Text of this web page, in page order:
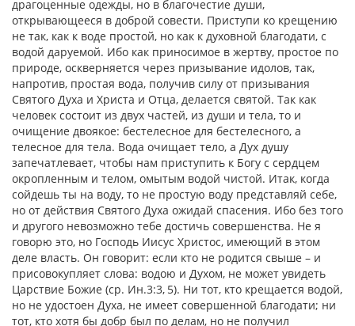
драгоценные одежды, но в благочестие души,
открывающееся в доброй совести. Приступи ко крещению
не так, как к воде простой, но как к духовной благодати, с
водой даруемой. Ибо как приносимое в жертву, простое по
природе, оскверняется через призывание идолов, так,
напротив, простая вода, получив силу от призывания
Святого Духа и Христа и Отца, делается святой. Так как
человек состоит из двух частей, из души и тела, то и
очищение двоякое: бестелесное для бестелесного, а
телесное для тела. Вода очищает тело, а Дух душу
запечатлевает, чтобы нам приступить к Богу с сердцем
окропленным и телом, омытым водой чистой. Итак, когда
сойдешь ты на воду, то не простую воду представляй себе,
но от действия Святого Духа ожидай спасения. Ибо без того
и другого невозможно тебе достичь совершенства. Не я
говорю это, но Господь Иисус Христос, имеющий в этом
деле власть. Он говорит: если кто не родится свыше – и
присовокупляет слова: водою и Духом, не может увидеть
Царствие Божие (ср. Ин.3:3, 5). Ни тот, кто крещается водой,
но не удостоен Духа, не имеет совершенной благодати; ни
тот, кто хотя бы добр был по делам, но не получил